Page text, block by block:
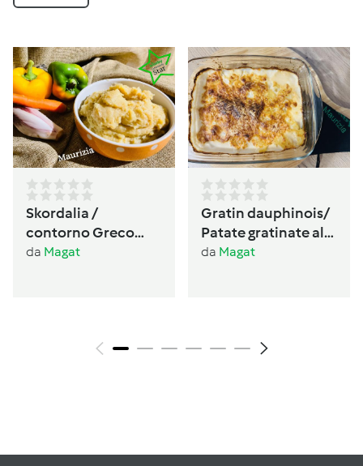
Skordalia /
contorno Greco
🇬🇷 senza glutine,
da Magat
Gratin dauphinois/
Patate gratinate alla
Francese
da Magat